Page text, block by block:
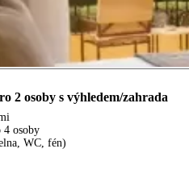
2 osoby s výhledem/zahrada
4 osoby
WC, fén)